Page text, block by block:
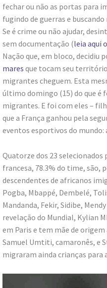
fechar ou não as portas para
fugindo de guerras e
Se é crime ou não ajudar,
sem documentação (leia aqui
Nação que, em bloco, decidiu
mares que tocam seu
migrantes cheguem. Esta
último domingo (15) do que é
migrantes. E foi com eles –
que a França ganhou pela
eventos esportivos do mundo:
Quatorze dos 23 selecionados
francesa, 78.3% do time, são,
descendentes de africanos
Pogba, Mbappé, Dembelé,
Mandanda, Fekir, Sidibe,
revelação do Mundial, Kylian
em Paris e tem mãe de
Samuel Umtiti, camaronês, e
migraram ainda crianças para